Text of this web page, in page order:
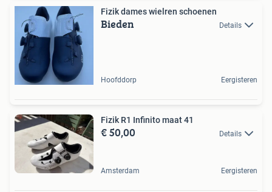
Fizik dames wielren schoenen
Bieden Details
Hoofddorp Eergisteren
Fizik R1 Infinito maat 41
€ 50,00 Details
Amsterdam Eergisteren